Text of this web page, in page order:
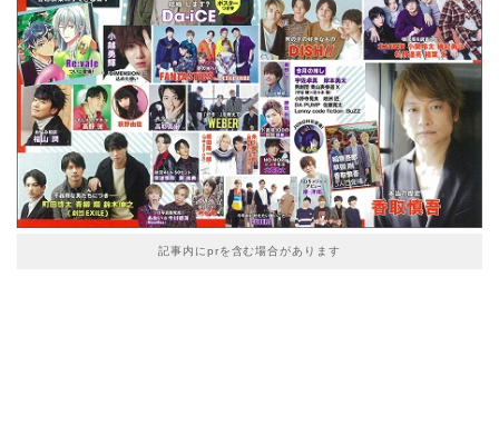
記事内にprを含む場合があります